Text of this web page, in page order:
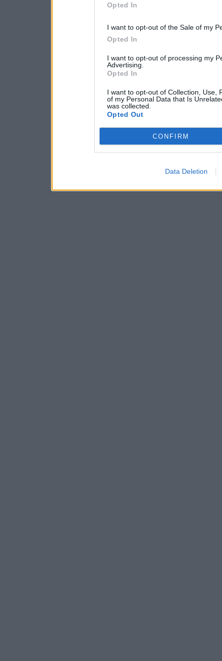
Opted In
I want to opt-out of the Sale of my
Opted In
I want to opt-out of processing my
Advertising.
Opted In
I want to opt-out of Collection, Use,
of my Personal Data that Is
was collected.
Opted Out
CONFIRM
Data Deletion